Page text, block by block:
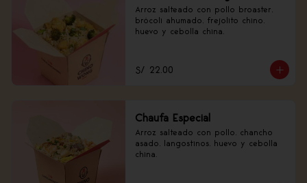
Arroz salteado con pollo broaster,
brócoli ahumado, frejolito chino,
huevo y cebolla china.
S/ 22.00
Chaufa Especial
Arroz salteado con pollo, chancho
asado, langostinos, huevo y cebolla
china.